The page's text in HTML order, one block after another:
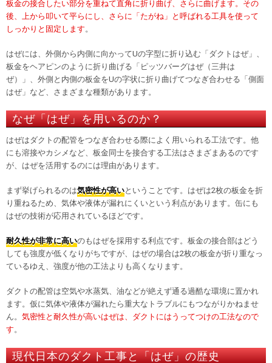
板金の接合したい部分を重ねて直角に折り曲げ、さらに曲げます。その
後、上から叩いて平らにし、さらに「たがね」と呼ばれる工具を使って
しっかりと固定します 。
はぜには、外側から内側に向かってUの字型に折り込む「ダクトはぜ」、
板金をヘアピンのように折り曲げる「ピッツバーグはぜ（三井は
ぜ）」、外側と内側の板金をUの字状に折り曲げてつなぎ合わせる「側面
はぜ」など、さまざまな種類があります。
なぜ「はぜ」を用いるのか？
はぜはダクトの配管をつなぎ合わせる際によく用いられる工法です。他
にも溶接やカシメなど、板金同士を接合する工法はさまざまあるのです
が、はぜを活用するのには理由があります。
まず挙げられるのは気密性が高いということです。はぜは2枚の板金を折
り重ねるため、気体や液体が漏れにくいという利点があります。缶にも
はぜの技術が応用されているほどです。
耐久性が非常に高いのもはぜを採用する利点です。板金の接合部はどう
しても強度が低くなりがちですが、はぜの場合は2枚の板金が折り重なっ
ているゆえ、強度が他の工法よりも高くなります。
ダクトの配管は空気や水蒸気、油などが絶えず通る過酷な環境に置かれ
ます。仮に気体や液体が漏れたら重大なトラブルにもつながりかねませ
ん。 気密性と耐久性が高いはぜは、ダクトにはうってつけの工法なので
す 。
現代日本のダクト工事と「はぜ」の歴史